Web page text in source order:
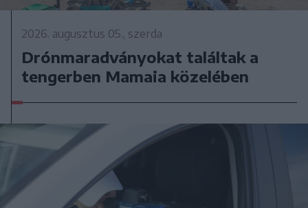
2026. augusztus 05., szerda
Drónmaradványokat találtak a
tengerben Mamaia közelében